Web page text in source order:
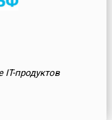
продуктов